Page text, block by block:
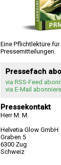
Eine Pflichtlektüre
Pressemitteilungen.
Pressefach
via RSS-Feed
via E-Mail
Pressekontakt
Herr M. M.
Helvetia Glow GmbH
Graben 5
6300 Zug
Schweiz